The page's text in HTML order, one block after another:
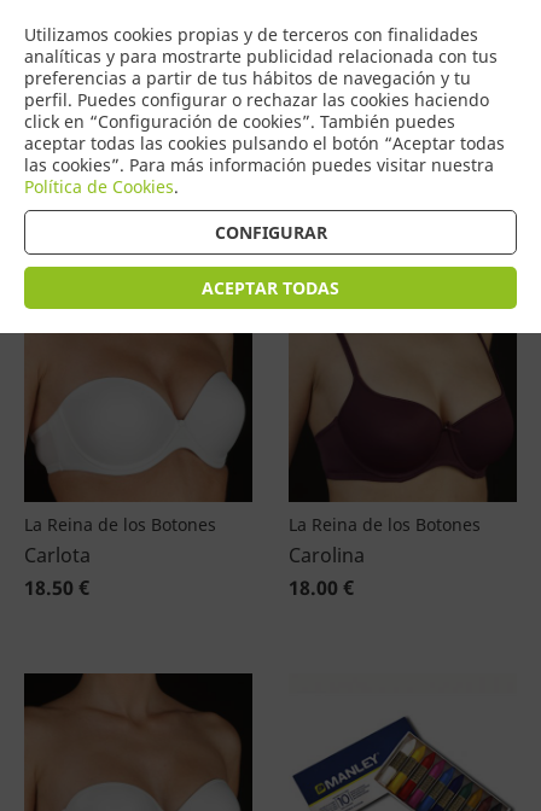
Utilizamos cookies propias y de terceros con finalidades
analíticas y para mostrarte publicidad relacionada con tus
preferencias a partir de tus hábitos de navegación y tu
perfil. Puedes configurar o rechazar las cookies haciendo
click en “Configuración de cookies”. También puedes
aceptar todas las cookies pulsando el botón “Aceptar todas
las cookies”. Para más información puedes visitar nuestra
Política de Cookies.
CONFIGURAR
ACEPTAR TODAS
0
COMERCIO
DE TORRIJOS
Productos (4601)
Ordenar por precio
La Reina de los Botones
Carlota
18.50 €
La Reina de los Botones
Carolina
18.00 €